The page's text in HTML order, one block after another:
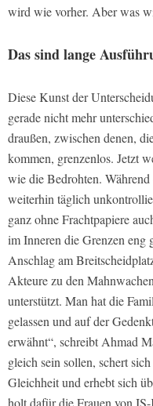
wird wie vorher. Aber was
Das sind lange
Diese Kunst der
gerade nicht mehr
draußen, zwischen denen,
kommen, grenzenlos. Jetzt
wie die Bedrohten.
weiterhin täglich
ganz ohne Frachtpapiere
im Inneren die Grenzen eng
Anschlag am
Akteure zu den
unterstützt. Man hat die
gelassen und auf der
erwähnt“, schreibt Ahmad
gleich sein sollen, schert
Gleichheit und erhebt sich
holt dafür die Frauen von